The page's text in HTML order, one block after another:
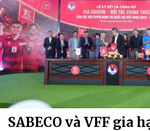
SABECO và VFF gia